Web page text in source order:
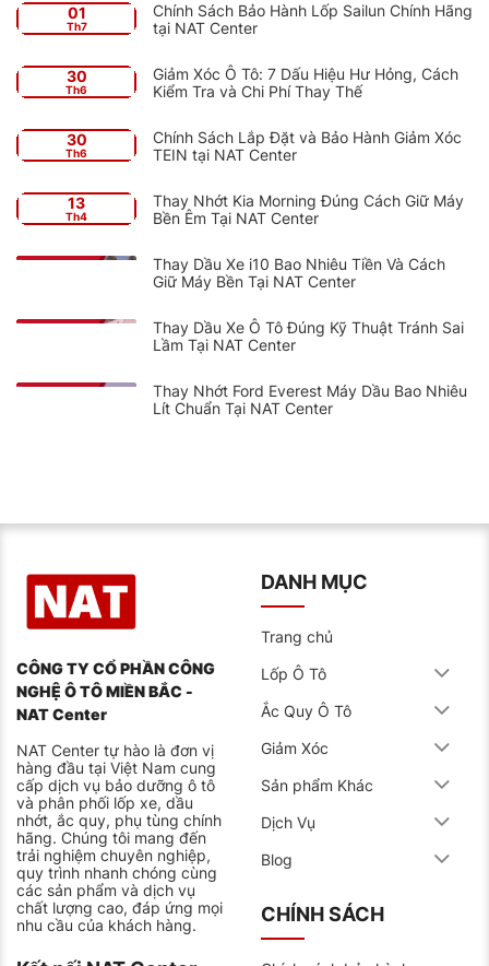
01
Th7
Chính Sách Bảo Hành Lốp Sailun Chính Hãng
tại NAT Center
30
Th6
Giảm Xóc Ô Tô: 7 Dấu Hiệu Hư Hỏng, Cách
Kiểm Tra và Chi Phí Thay Thế
30
Th6
Chính Sách Lắp Đặt và Bảo Hành Giảm Xóc
TEIN tại NAT Center
13
Th4
Thay Nhớt Kia Morning Đúng Cách Giữ Máy
Bền Êm Tại NAT Center
Thay Dầu Xe i10 Bao Nhiêu Tiền Và Cách
Giữ Máy Bền Tại NAT Center
Thay Dầu Xe Ô Tô Đúng Kỹ Thuật Tránh Sai
Lầm Tại NAT Center
Thay Nhớt Ford Everest Máy Dầu Bao Nhiêu
Lít Chuẩn Tại NAT Center
CÔNG TY CỔ PHẦN CÔNG
NGHỆ Ô TÔ MIỀN BẮC -
NAT Center
NAT Center tự hào là đơn vị
hàng đầu tại Việt Nam cung
cấp dịch vụ bảo dưỡng ô tô
và phân phối lốp xe, dầu
nhớt, ắc quy, phụ tùng chính
hãng. Chúng tôi mang đến
trải nghiệm chuyên nghiệp,
quy trình nhanh chóng cùng
các sản phẩm và dịch vụ
chất lượng cao, đáp ứng mọi
nhu cầu của khách hàng.
DANH MỤC
Trang chủ
Lốp Ô Tô
Ắc Quy Ô Tô
Giảm Xóc
Sản phẩm Khác
Dịch Vụ
Blog
CHÍNH SÁCH